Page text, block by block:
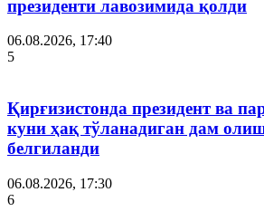
президенти лавозимида қолди
06.08.2026, 17:40
5
Қирғизистонда президент ва
куни ҳақ тўланадиган дам
белгиланди
06.08.2026, 17:30
6